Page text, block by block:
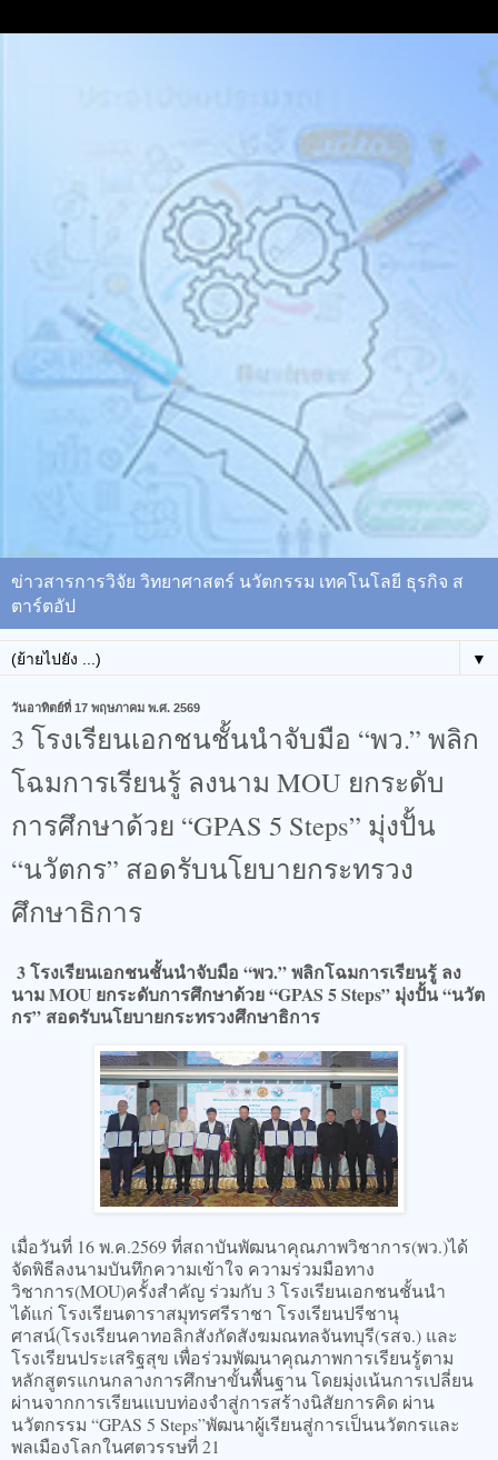
ข่าวสารการวิจัย วิทยาศาสตร์ นวัตกรรม เทคโนโลยี ธุรกิจ ส
ตาร์ตอัป
▼
วันอาทิตย์ที่ 17 พฤษภาคม พ.ศ. 2569
3 โรงเรียนเอกชนชั้นนำจับมือ “พว.” พลิก
โฉมการเรียนรู้ ลงนาม MOU ยกระดับ
การศึกษาด้วย “GPAS 5 Steps” มุ่งปั้น
“นวัตกร” สอดรับนโยบายกระทรวง
ศึกษาธิการ
3 โรงเรียนเอกชนชั้นนำจับมือ “พว.” พลิกโฉมการเรียนรู้ ลง
นาม MOU ยกระดับการศึกษาด้วย “GPAS 5 Steps” มุ่งปั้น “นวัต
กร” สอดรับนโยบายกระทรวงศึกษาธิการ
เมื่อวันที่ 16 พ.ค.2569 ที่สถาบันพัฒนาคุณภาพวิชาการ(พว.)ได้
จัดพิธีลงนามบันทึกความเข้าใจ ความร่วมมือทาง
วิชาการ(MOU)ครั้งสำคัญ ร่วมกับ 3 โรงเรียนเอกชนชั้นนำ
ได้แก่ โรงเรียนดาราสมุทรศรีราชา โรงเรียนปรีชานุ
ศาสน์(โรงเรียนคาทอลิกสังกัดสังฆมณทลจันทบุรี(รสจ.) และ
โรงเรียนประเสริฐสุข เพื่อร่วมพัฒนาคุณภาพการเรียนรู้ตาม
หลักสูตรแกนกลางการศึกษาขั้นพื้นฐาน โดยมุ่งเน้นการเปลี่ยน
ผ่านจากการเรียนแบบท่องจำสู่การสร้างนิสัยการคิด ผ่าน
นวัตกรรม “GPAS 5 Steps”พัฒนาผู้เรียนสู่การเป็นนวัตกรและ
พลเมืองโลกในศตวรรษที่ 21